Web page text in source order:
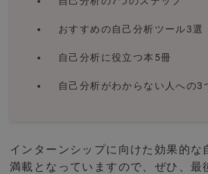
おすすめの自己分析ツール3選
自己分析に役立つ本5冊
自己分析がわからない人への3
インターンシップに向けた効果的な
満載となっていますので、ぜひ、最